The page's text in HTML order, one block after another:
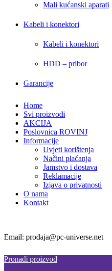
Mali kućanski aparati
Kabeli i konektori
Kabeli i konektori
HDD – pribor
Garancije
Home
Svi proizvodi
AKCIJA
Poslovnica ROVINJ
Informacije
Uvjeti korištenja
Načini plaćanja
Jamstvo i dostava
Reklamacije
Izjava o privatnosti
O nama
Kontakt
Email: prodaja@pc-universe.net
Pronađi proizvod